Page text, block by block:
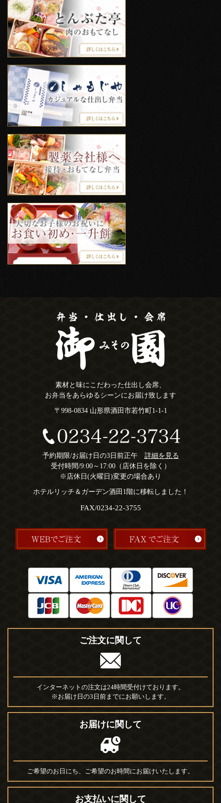
素材と味にこだわった仕出し会席、
お弁当をあらゆるシーンにお届け致します
〒998-0834 山形県酒田市若竹町1-1-1
予約期限/お届け日の3日前正午 詳細を見る
受付時間/9:00～17:00（店休日を除く）
※店休日(火曜日)変更の場合あり
ホテルリッチ＆ガーデン酒田1階に移転しました！
FAX/0234-22-3755
ご注文に関して
インターネットの注文は24時間受付けております。
※お届け日の3日前までにお願いします。
お届けに関して
ご希望のお日にち、ご希望のお時間にお届けいたします。
お支払いに関して